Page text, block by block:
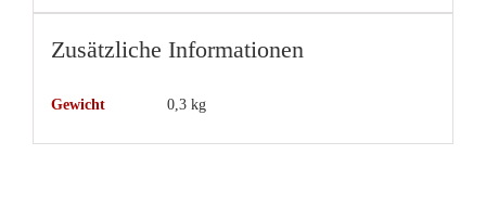
Zusätzliche Informationen
Gewicht 0,3 kg